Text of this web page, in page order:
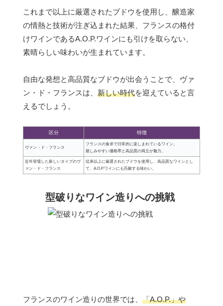
これまで以上に厳選されたブドウを使用し、醸造家
の情熱と技術が注ぎ込まれた結果、フランスの格付
けワインであるA.O.P.ワインにも引けを取らない、
素晴らしい味わいが生まれています。
自由な発想と高品質なブドウが出会うことで、ヴァ
ン・ド・フランスは、 新しい時代を迎えていると言
えるでしょう。
区分 特徴
ヴァン・ド・フランス
フランスの食卓で日常的に楽しまれているワイン。
親しみやすい価格帯と高品質の両立が魅力。
近年登場した新しいタイプのヴ
ァン・ド・フランス
従来以上に厳選されたブドウを使用し、高品質なワインとし
て、A.O.P.ワインにも匹敵する味わい。
型破りなワイン造りへの挑戦
フランスのワイン造りの世界では、 「A.O.P.」や